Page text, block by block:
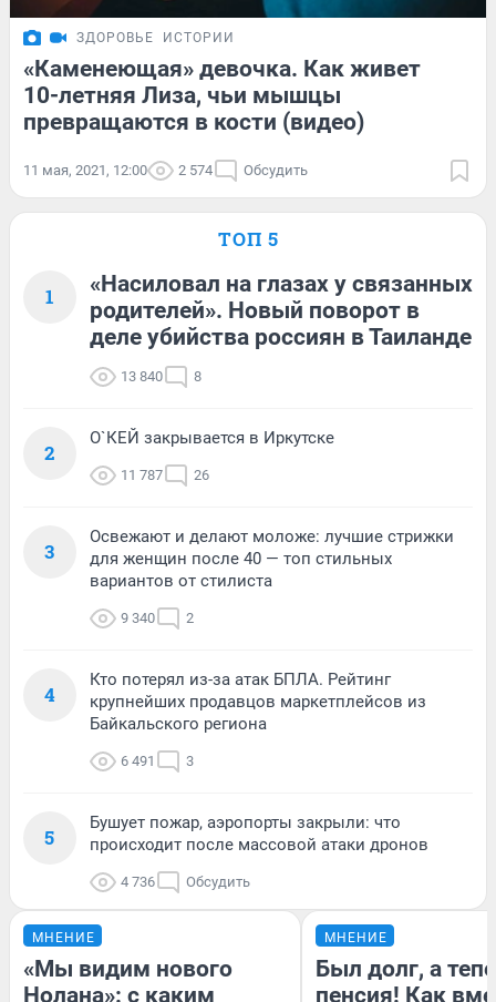
ЗДОРОВЬЕ ИСТОРИИ
«Каменеющая» девочка. Как живет
10-летняя Лиза, чьи мышцы
превращаются в кости (видео)
11 мая, 2021, 12:00 2 574 Обсудить
ТОП 5
1
«Насиловал на глазах у связанных
родителей». Новый поворот в
деле убийства россиян в Таиланде
13 840 8
2
О`КЕЙ закрывается в Иркутске
11 787 26
3
Освежают и делают моложе: лучшие стрижки
для женщин после 40 — топ стильных
вариантов от стилиста
9 340 2
4
Кто потерял из-за атак БПЛА. Рейтинг
крупнейших продавцов маркетплейсов из
Байкальского региона
6 491 3
5
Бушует пожар, аэропорты закрыли: что
происходит после массовой атаки дронов
4 736 Обсудить
МНЕНИЕ
«Мы видим нового
Нолана»: с каким
МНЕНИЕ
Был долг, а
пенсия! Как